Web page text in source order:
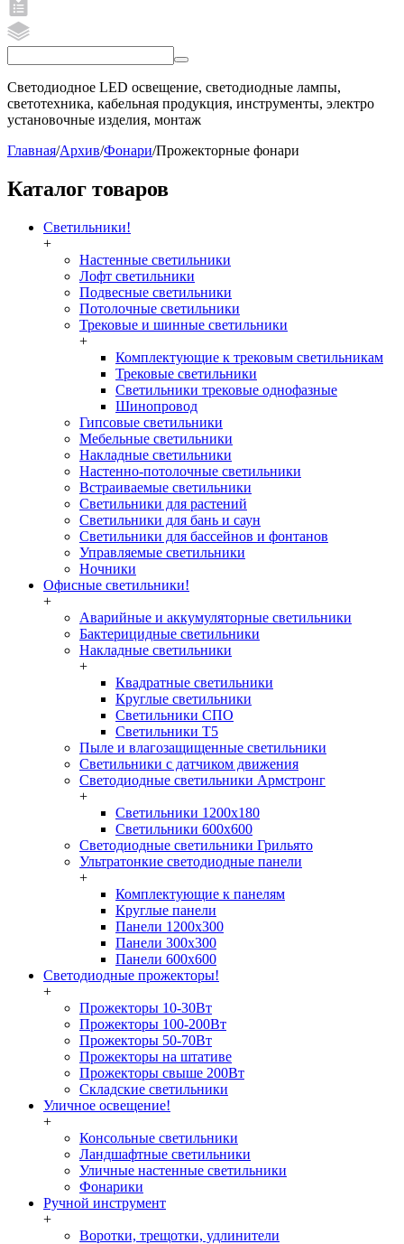
Светодиодное LED освещение, светодиодные лампы,
светотехника, кабельная продукция, инструменты, электро
установочные изделия, монтаж
Главная/Aрхив/Фонари/Прожекторные фонари
Каталог товаров
Светильники!
+
Настенные светильники
Лофт светильники
Подвесные светильники
Потолочные светильники
Трековые и шинные светильники
+
Комплектующие к трековым светильникам
Трековые светильники
Светильники трековые однофазные
Шинопровод
Гипсовые светильники
Мебельные светильники
Накладные светильники
Настенно-потолочные светильники
Встраиваемые светильники
Светильники для растений
Светильники для бань и саун
Светильники для бассейнов и фонтанов
Управляемые светильники
Ночники
Офисные светильники!
+
Аварийные и аккумуляторные светильники
Бактерицидные светильники
Накладные светильники
+
Квадратные светильники
Круглые светильники
Светильники СПО
Светильники Т5
Пыле и влагозащищенные светильники
Светильники с датчиком движения
Светодиодные светильники Армстронг
+
Светильники 1200х180
Светильники 600х600
Светодиодные светильники Грильято
Ультратонкие светодиодные панели
+
Комплектующие к панелям
Круглые панели
Панели 1200х300
Панели 300х300
Панели 600х600
Светодиодные прожекторы!
+
Прожекторы 10-30Вт
Прожекторы 100-200Вт
Прожекторы 50-70Вт
Прожекторы на штативе
Прожекторы свыше 200Вт
Складские светильники
Уличное освещение!
+
Консольные светильники
Ландшафтные светильники
Уличные настенные светильники
Фонарики
Ручной инструмент
+
Воротки, трещотки, удлинители